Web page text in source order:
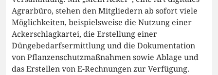
Agrarbüro, stehen den Mitgliedern ab sofort viele
Möglichkeiten, beispielsweise die Nutzung einer
Ackerschlagkartei, die Erstellung einer
Düngebedarfsermittlung und die Dokumentation
von Pflanzenschutzmaßnahmen sowie Ablage und
das Erstellen von E-Rechnungen zur Verfügung.